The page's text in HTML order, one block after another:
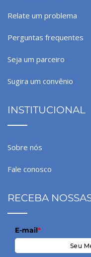
Relate um problema
Perguntas frequentes
Seja um parceiro
Sugira um convênio
INSTITUCIONAL
Sobre nós
Fale conosco
RECEBA
E-mail*